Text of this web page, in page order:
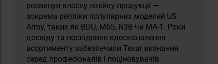
розвинув власну лінійку продукції —
зокрема репліки популярних моделей US
Army, таких як BDU, M65, N3B чи MA-1. Роки
досвіду та послідовне вдосконалення
асортименту забезпечили Texar визнання
серед професіоналів і поціновувачів